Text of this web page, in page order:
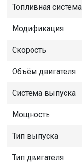
Топливная система
Модификация
Скорость
Объём двигателя
Система выпуска
Мощность
Тип выпуска
Тип двигателя